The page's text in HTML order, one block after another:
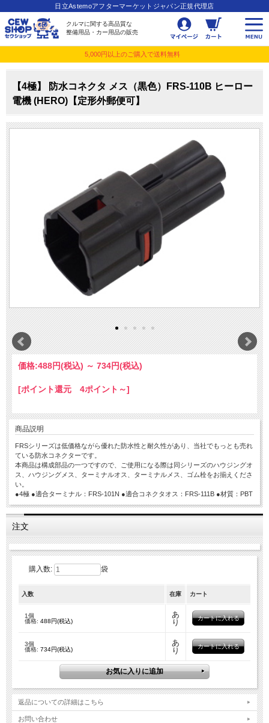
日立Astemoアフターマーケットジャパン正規代理店
クルマに関する高品質な
整備用品・カー用品の販売
5,000円以上のご購入で送料無料
【4極】 防水コネクタ メス（黒色）FRS-110B ヒーロー
電機 (HERO)【定形外郵便可】
価格:488円(税込) ～ 734円(税込)
[ポイント還元 4ポイント～]
商品説明
FRSシリーズは低価格ながら優れた防水性と耐久性があり、当社でもっとも売れ
ている防水コネクターです。
本商品は構成部品の一つですので、ご使用になる際は同シリーズのハウジングオ
ス、ハウジングメス、ターミナルオス、ターミナルメス、ゴム栓をお揃えくださ
い。
●4極 ●適合ターミナル：FRS-101N ●適合コネクタオス：FRS-111B ●材質：PBT
注文
購入数: 袋
入数 在庫 カート
1個
価格: 488円(税込)
あ
り
3個
価格: 734円(税込)
あ
り
返品についての詳細はこちら
お問い合わせ